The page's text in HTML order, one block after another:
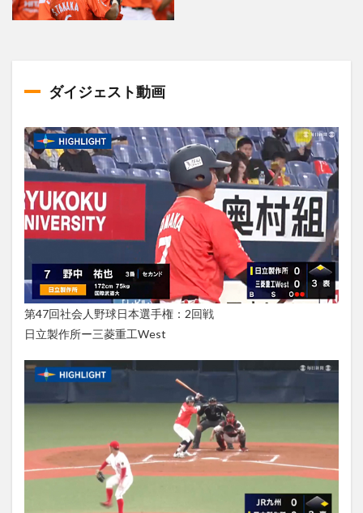
ダイジェスト動画
第47回社会人野球日本選手権：2回戦
日立製作所ー三菱重工West